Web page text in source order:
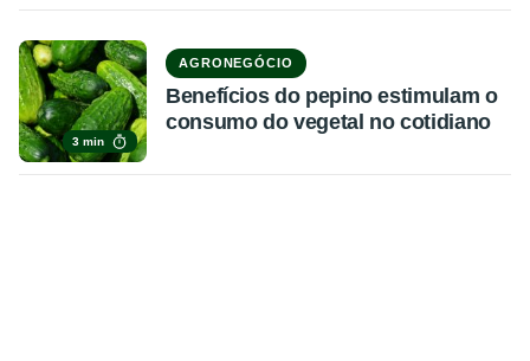
3 min
AGRONEGÓCIO
Benefícios do pepino estimulam o
consumo do vegetal no cotidiano